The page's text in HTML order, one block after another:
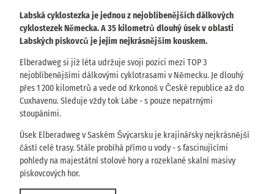
Labská cyklostezka je jednou z nejoblíbenějších dálkových
cyklostezek Německa. A 35 kilometrů dlouhý úsek v oblasti
Labských pískovců je jejím nejkrásnějším kouskem.
Elberadweg si již léta udržuje svoji pozici mezi TOP 3
nejoblíbenějšími dálkovými cyklotrasami v Německu. Je dlouhý
přes 1 200 kilometrů a vede od Krkonoš v České republice až do
Cuxhavenu. Sleduje vždy tok Labe - s pouze nepatrnými
stoupáními.
Úsek Elberadweg v Saském Švýcarsku je krajinářsky nejkrásnější
částí celé trasy. Stále probíhá přímo u vody - s fascinujícími
pohledy na majestátní stolové hory a rozeklané skalní masivy
pískovcových hor.